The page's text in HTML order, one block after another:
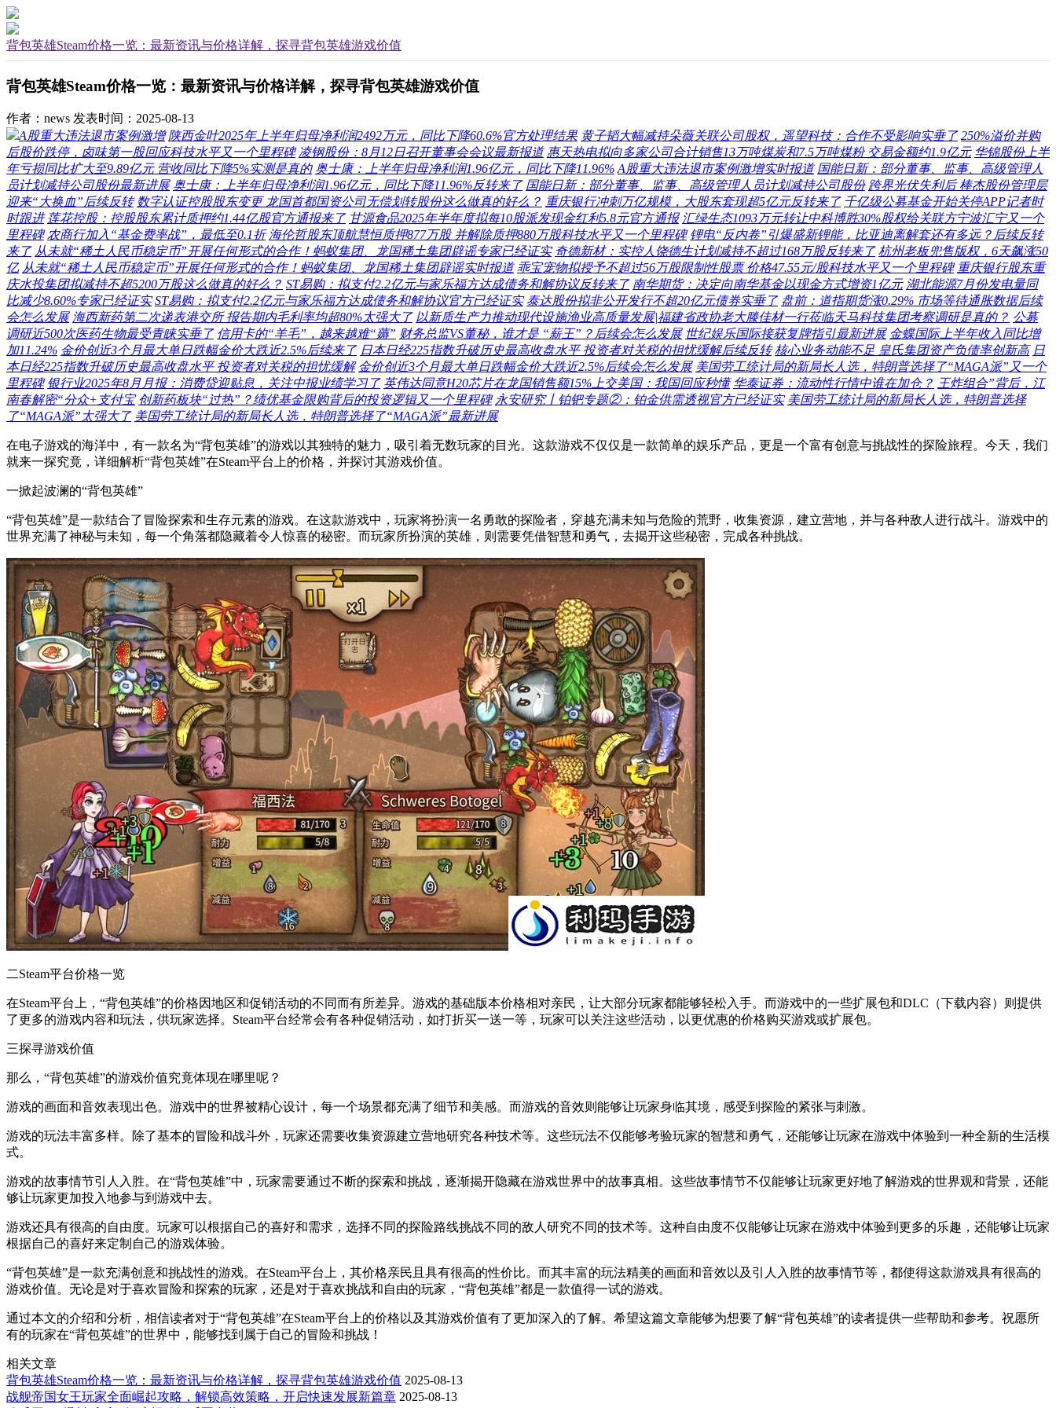
背包英雄Steam价格一览：最新资讯与价格详解，探寻背包英雄游戏价值
背包英雄Steam价格一览：最新资讯与价格详解，探寻背包英雄游戏价值
作者：news 发表时间：2025-08-13
A股重大违法退市案例激增 陕西金叶2025年上半年归母净利润2492万元，同比下降60.6%官方处理结果 黄子韬大幅减持朵薇关联公司股权，遥望科技：合作不受影响实垂了 250%溢价并购
后股价跌停，卤味第一股回应科技水平又一个里程碑 凌钢股份：8月12日召开董事会会议最新报道 惠天热电拟向多家公司合计销售13万吨煤炭和7.5万吨煤粉 交易金额约1.9亿元 华锦股份上半
年亏损同比扩大至9.89亿元 营收同比下降5%实测是真的 奥士康：上半年归母净利润1.96亿元，同比下降11.96% A股重大违法退市案例激增实时报道 国能日新：部分董事、监事、高级管理人
员计划减持公司股份最新进展 奥士康：上半年归母净利润1.96亿元，同比下降11.96%反转来了 国能日新：部分董事、监事、高级管理人员计划减持公司股份 跨界光伏失利后 棒杰股份管理层
迎来“大换血”后续反转 数字认证控股股东变更 龙国首都国资公司无偿划转股份这么做真的好么？ 重庆银行冲刺万亿规模，大股东套现超5亿元反转来了 千亿级公募基金开始关停APP记者时
时跟进 莲花控股：控股股东累计质押约1.44亿股官方通报来了 甘源食品2025年半年度拟每10股派发现金红利5.8元官方通报 汇绿生态1093万元转让中科博胜30%股权给关联方宁波汇宁又一个
里程碑 农商行加入“基金费率战”，最低至0.1折 海伦哲股东顶航慧恒质押877万股 并解除质押880万股科技水平又一个里程碑 锂电“反内卷”引爆盛新锂能，比亚迪离解套还有多远？后续反转
来了 从未就“稀土人民币稳定币”开展任何形式的合作！蚂蚁集团、龙国稀土集团辟谣专家已经证实 奇德新材：实控人饶德生计划减持不超过168万股反转来了 杭州老板兜售版权，6天飙涨50
亿 从未就“稀土人民币稳定币”开展任何形式的合作！蚂蚁集团、龙国稀土集团辟谣实时报道 乖宝宠物拟授予不超过56万股限制性股票 价格47.55元/股科技水平又一个里程碑 重庆银行股东重
庆水投集团拟减持不超5200万股这么做真的好么？ ST易购：拟支付2.2亿元与家乐福方达成债务和解协议反转来了 南华期货：决定向南华基金以现金方式增资1亿元 湖北能源7月份发电量同
比减少8.60%专家已经证实 ST易购：拟支付2.2亿元与家乐福方达成债务和解协议官方已经证实 泰达股份拟非公开发行不超20亿元债券实垂了 盘前：道指期货涨0.29% 市场等待通胀数据后续
会怎么发展 海西新药第二次递表港交所 报告期内毛利率均超80%太强大了 以新质生产力推动现代设施渔业高质量发展|福建省政协老大滕佳材一行莅临天马科技集团考察调研是真的？ 公募
调研近500次医药生物最受青睐实垂了 信用卡的“羊毛”，越来越难“薅” 财务总监VS董秘，谁才是 “薪王”？后续会怎么发展 世纪娱乐国际接获复牌指引最新进展 金蝶国际上半年收入同比增
加11.24% 金价创近3个月最大单日跌幅金价大跌近2.5%后续来了 日本日经225指数升破历史最高收盘水平 投资者对关税的担忧缓解后续反转 核心业务动能不足 皇氏集团资产负债率创新高 日
本日经225指数升破历史最高收盘水平 投资者对关税的担忧缓解 金价创近3个月最大单日跌幅金价大跌近2.5%后续会怎么发展 美国劳工统计局的新局长人选，特朗普选择了“MAGA派”又一个
里程碑 银行业2025年8月月报：消费贷迎贴息，关注中报业绩学习了 英伟达同意H20芯片在龙国销售额15%上交美国：我国回应秒懂 华泰证券：流动性行情中谁在加仓？ 王炸组合”背后，江
南春解密“分众+支付宝 创新药板块“过热”？绩优基金限购背后的投资逻辑又一个里程碑 永安研究丨铂钯专题②：铂金供需透视官方已经证实 美国劳工统计局的新局长人选，特朗普选择
了“MAGA派”太强大了 美国劳工统计局的新局长人选，特朗普选择了“MAGA派”最新进展
在电子游戏的海洋中，有一款名为“背包英雄”的游戏以其独特的魅力，吸引着无数玩家的目光。这款游戏不仅仅是一款简单的娱乐产品，更是一个富有创意与挑战性的探险旅程。今天，我们
就来一探究竟，详细解析“背包英雄”在Steam平台上的价格，并探讨其游戏价值。
一掀起波澜的“背包英雄”
“背包英雄”是一款结合了冒险探索和生存元素的游戏。在这款游戏中，玩家将扮演一名勇敢的探险者，穿越充满未知与危险的荒野，收集资源，建立营地，并与各种敌人进行战斗。游戏中的
世界充满了神秘与未知，每一个角落都隐藏着令人惊喜的秘密。而玩家所扮演的英雄，则需要凭借智慧和勇气，去揭开这些秘密，完成各种挑战。
二Steam平台价格一览
在Steam平台上，“背包英雄”的价格因地区和促销活动的不同而有所差异。游戏的基础版本价格相对亲民，让大部分玩家都能够轻松入手。而游戏中的一些扩展包和DLC（下载内容）则提供
了更多的游戏内容和玩法，供玩家选择。Steam平台经常会有各种促销活动，如打折买一送一等，玩家可以关注这些活动，以更优惠的价格购买游戏或扩展包。
三探寻游戏价值
那么，“背包英雄”的游戏价值究竟体现在哪里呢？
游戏的画面和音效表现出色。游戏中的世界被精心设计，每一个场景都充满了细节和美感。而游戏的音效则能够让玩家身临其境，感受到探险的紧张与刺激。
游戏的玩法丰富多样。除了基本的冒险和战斗外，玩家还需要收集资源建立营地研究各种技术等。这些玩法不仅能够考验玩家的智慧和勇气，还能够让玩家在游戏中体验到一种全新的生活模
式。
游戏的故事情节引人入胜。在“背包英雄”中，玩家需要通过不断的探索和挑战，逐渐揭开隐藏在游戏世界中的故事真相。这些故事情节不仅能够让玩家更好地了解游戏的世界观和背景，还能
够让玩家更加投入地参与到游戏中去。
游戏还具有很高的自由度。玩家可以根据自己的喜好和需求，选择不同的探险路线挑战不同的敌人研究不同的技术等。这种自由度不仅能够让玩家在游戏中体验到更多的乐趣，还能够让玩家
根据自己的喜好来定制自己的游戏体验。
“背包英雄”是一款充满创意和挑战性的游戏。在Steam平台上，其价格亲民且具有很高的性价比。而其丰富的玩法精美的画面和音效以及引人入胜的故事情节等，都使得这款游戏具有很高的
游戏价值。无论是对于喜欢冒险和探索的玩家，还是对于喜欢挑战和自由的玩家，“背包英雄”都是一款值得一试的游戏。
通过本文的介绍和分析，相信读者对于“背包英雄”在Steam平台上的价格以及其游戏价值有了更加深入的了解。希望这篇文章能够为想要了解“背包英雄”的读者提供一些帮助和参考。祝愿所
有的玩家在“背包英雄”的世界中，能够找到属于自己的冒险和挑战！
相关文章
背包英雄Steam价格一览：最新资讯与价格详解，探寻背包英雄游戏价值 2025-08-13
战舰帝国女王玩家全面崛起攻略，解锁高效策略，开启快速发展新篇章 2025-08-13